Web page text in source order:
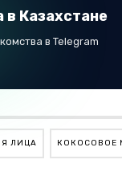
в Казахстане
в Telegram
ЛИЦА КОКОСОВОЕ